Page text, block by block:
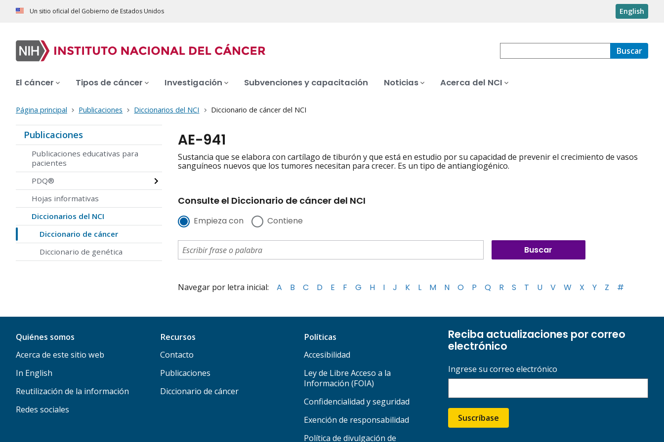
Un sitio oficial del Gobierno de Estados Unidos English
Buscar
El cáncer Tipos de cáncer Investigación Subvenciones y capacitación Noticias Acerca del NCI
Página principal Publicaciones Diccionarios del NCI Diccionario de cáncer del NCI
Publicaciones
Publicaciones educativas para
pacientes
PDQ®
Hojas informativas
Diccionarios del NCI
Diccionario de cáncer
Diccionario de genética
AE-941
Sustancia que se elabora con cartílago de tiburón y que está en estudio por su capacidad de prevenir el crecimiento de vasos
sanguíneos nuevos que los tumores necesitan para crecer. Es un tipo de antiangiogénico.
Consulte el Diccionario de cáncer del NCI
Empieza con Contiene
Navegar por letra inicial: A B C D E F G H I J K L M N O P Q R S T U V W X Y Z #
Quiénes somos
Acerca de este sitio web
In English
Reutilización de la información
Redes sociales
Recursos
Contacto
Publicaciones
Diccionario de cáncer
Políticas
Accesibilidad
Ley de Libre Acceso a la
Información (FOIA)
Confidencialidad y seguridad
Exención de responsabilidad
Política de divulgación de
Reciba actualizaciones por correo
electrónico
Ingrese su correo electrónico
Suscríbase